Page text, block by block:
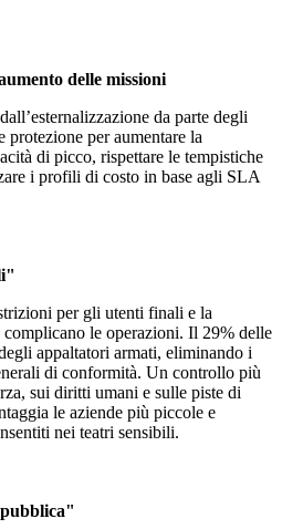
delle missioni
da parte degli
per aumentare la
di picco, rispettare le tempistiche
i profili di costo in base agli SLA
per gli utenti finali e la
le operazioni. Il 29% delle
appaltatori armati, eliminando i
di conformità. Un controllo più
sui diritti umani e sulle piste di
le aziende più piccole e
nei teatri sensibili.